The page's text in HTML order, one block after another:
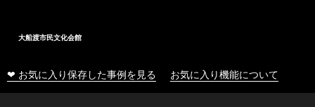
大船渡市民文化会館
❤ お気に入り保存した事例を見る お気に入り機能について